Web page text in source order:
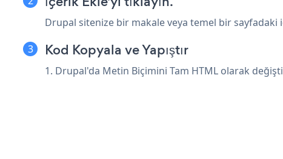
Drupal sitenize bir makale veya temel bir sayfadaki
Kod Kopyala ve Yapıştır
1. Drupal'da Metin Biçimini Tam HTML olarak